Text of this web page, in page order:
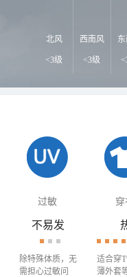
北风
<3级
西南风
<3级
过敏 穿
不易发
除特殊体质，无
需担心过敏问
适合穿
薄外套